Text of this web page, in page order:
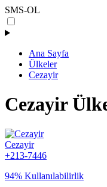
SMS-OL
Ana Sayfa
Ülkeler
Cezayir
Cezayir
Cezayir
+213-7446
94% Kullanılabilirlik